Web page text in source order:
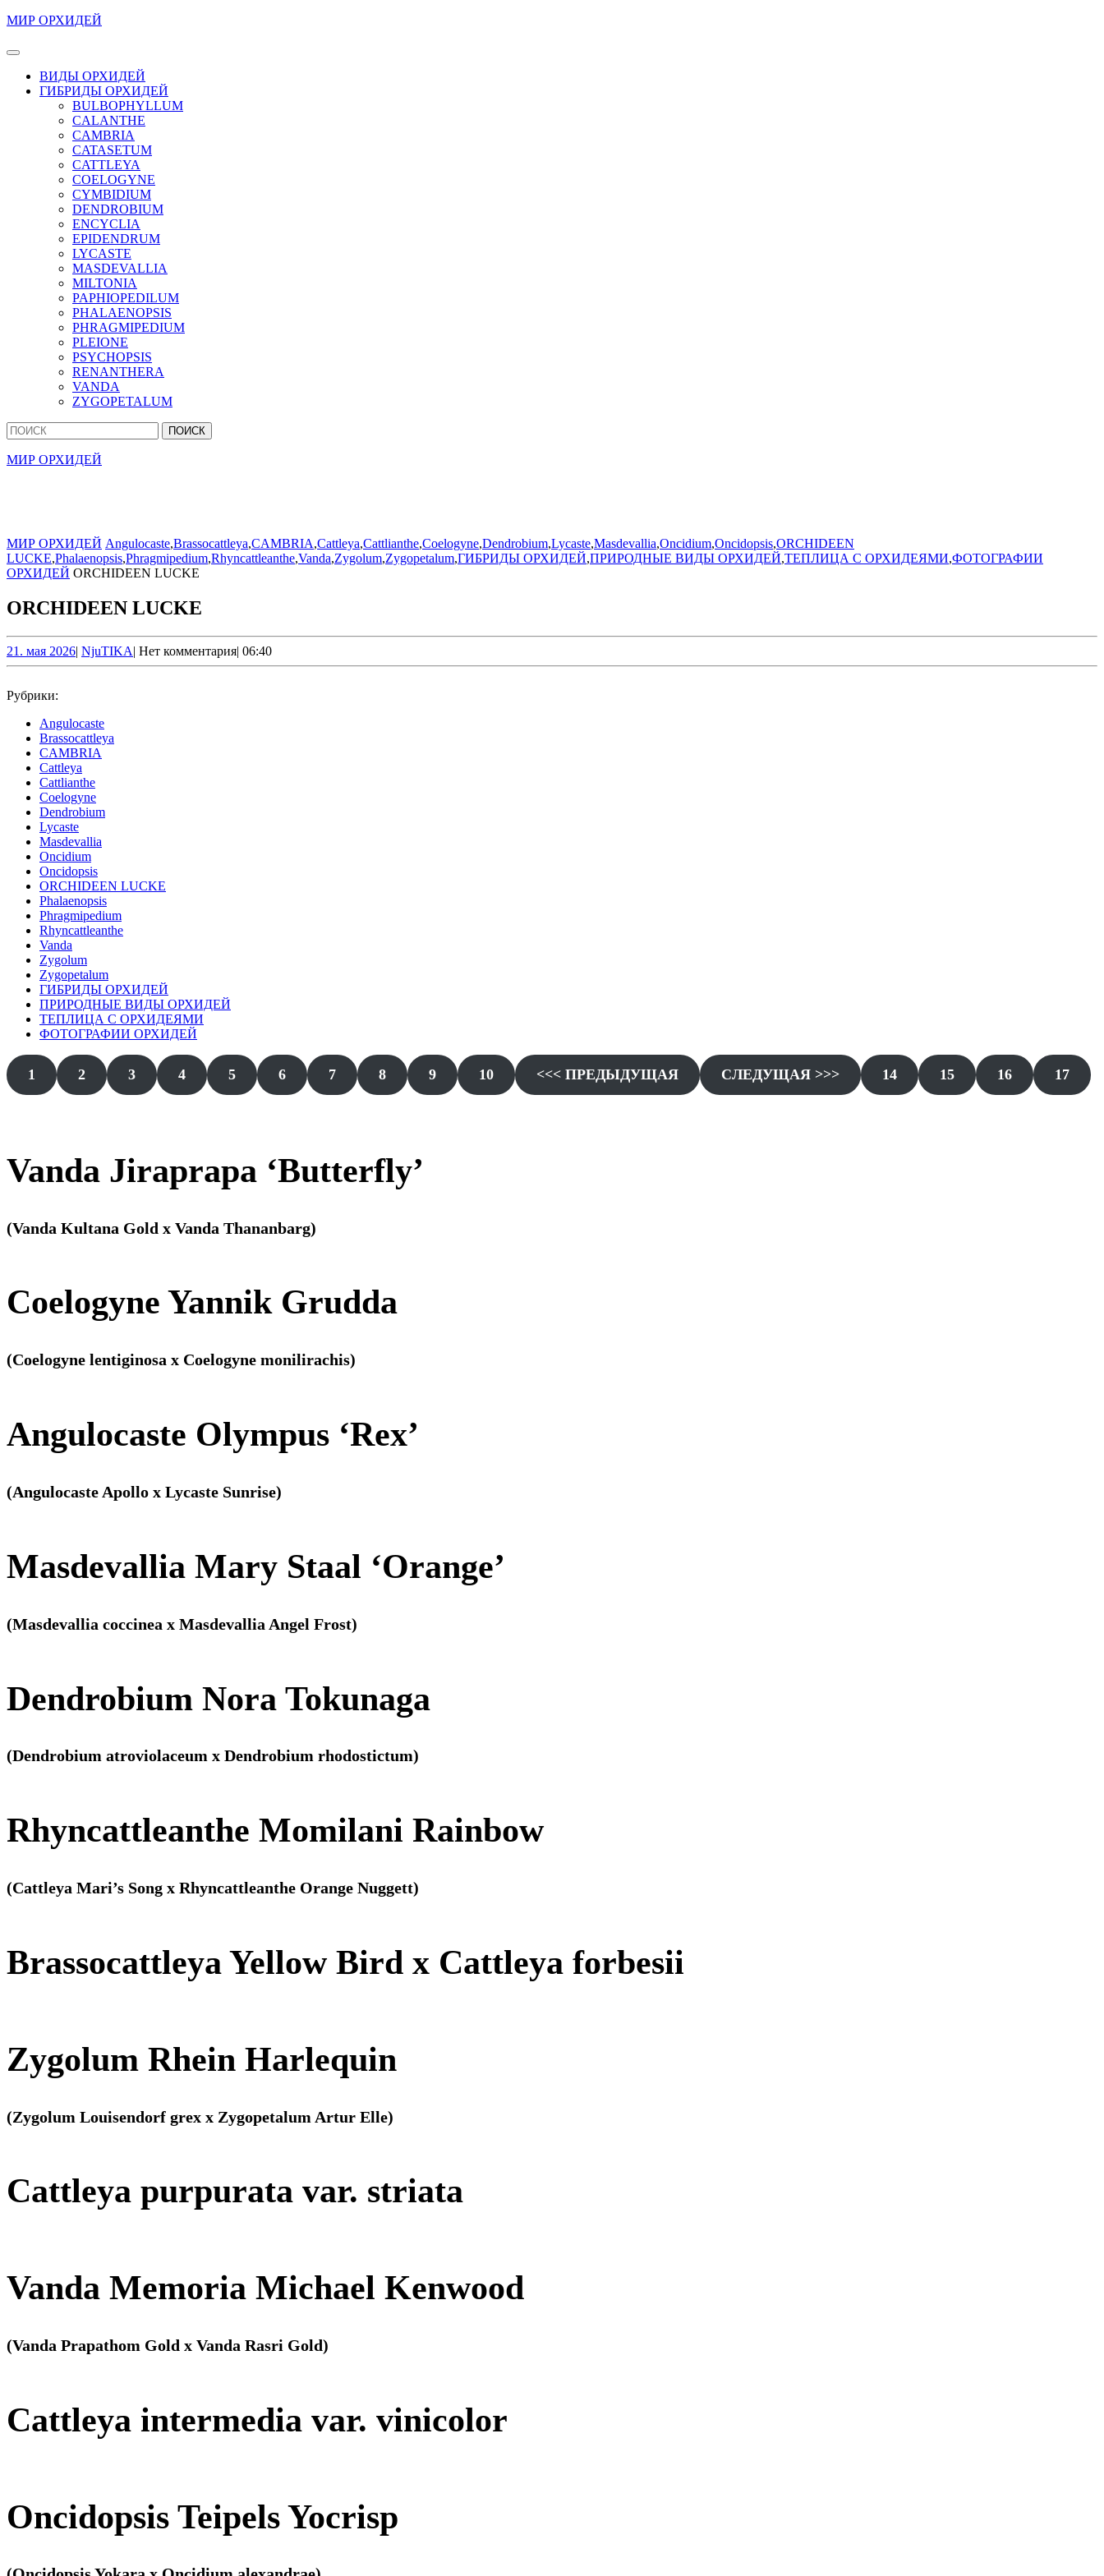
Перейти
содержимому
содержимому
МИР ОРХИДЕЙ
Кнопка
ОткрытьВИДЫ ОРХИДЕЙ
ГИБРИДЫ ОРХИДЕЙ
BULBOPHYLLUM
CALANTHE
CAMBRIA
CATASETUM
CATTLEYA
COELOGYNE
CYMBIDIUM
DENDROBIUM
ENCYCLIA
EPIDENDRUM
LYCASTE
MASDEVALLIA
MILTONIA
PAPHIOPEDILUM
PHALAENOPSIS
PHRAGMIPEDIUM
PLEIONE
PSYCHOPSIS
RENANTHERA
VANDA
ZYGOPETALUM
Кнопка
Закрыть
Найти:
МИР ОРХИДЕЙ
МИР ОРХИДЕЙ Angulocaste,Brassocattleya,CAMBRIA,Cattleya,Cattlianthe,Coelogyne,Dendrobium,Lycaste,Masdevallia,Oncidium,Oncidopsis,ORCHIDEEN
LUCKE,Phalaenopsis,Phragmipedium,Rhyncattleanthe,Vanda,Zygolum,Zygopetalum,ГИБРИДЫ ОРХИДЕЙ,ПРИРОДНЫЕ ВИДЫ ОРХИДЕЙ,ТЕПЛИЦА С ОРХИДЕЯМИ,ФОТОГРАФИИ
ОРХИДЕЙ ORCHIDEEN LUCKE
ORCHIDEEN LUCKE
21. мая 202621.
мая
| NjuTIKANjuTIKA
| Нет комментария| 06:40
Рубрики:
Angulocaste
Brassocattleya
CAMBRIA
Cattleya
Cattlianthe
Coelogyne
Dendrobium
Lycaste
Masdevallia
Oncidium
Oncidopsis
ORCHIDEEN LUCKE
Phalaenopsis
Phragmipedium
Rhyncattleanthe
Vanda
Zygolum
Zygopetalum
ГИБРИДЫ ОРХИДЕЙ
ПРИРОДНЫЕ ВИДЫ ОРХИДЕЙ
ТЕПЛИЦА С ОРХИДЕЯМИ
ФОТОГРАФИИ ОРХИДЕЙ
1 2 3 4 5 6 7 8 9 10 <<< ПРЕДЫДУЩАЯ СЛЕДУЩАЯ >>> 14 15 16 17
Vanda Jiraprapa ‘Butterfly’
(Vanda Kultana Gold x Vanda Thananbarg)
Coelogyne Yannik Grudda
(Coelogyne lentiginosa x Coelogyne monilirachis)
Angulocaste Olympus ‘Rex’
(Angulocaste Apollo x Lycaste Sunrise)
Masdevallia Mary Staal ‘Orange’
(Masdevallia coccinea x Masdevallia Angel Frost)
Dendrobium Nora Tokunaga
(Dendrobium atroviolaceum x Dendrobium rhodostictum)
Rhyncattleanthe Momilani Rainbow
(Cattleya Mari’s Song x Rhyncattleanthe Orange Nuggett)
Brassocattleya Yellow Bird x Cattleya forbesii
Zygolum Rhein Harlequin
(Zygolum Louisendorf grex x Zygopetalum Artur Elle)
Cattleya purpurata var. striata
Vanda Memoria Michael Kenwood
(Vanda Prapathom Gold x Vanda Rasri Gold)
Cattleya intermedia var. vinicolor
Oncidopsis Teipels Yocrisp